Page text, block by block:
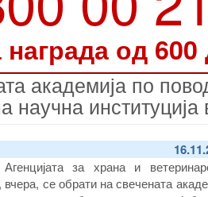
од 600
академија по
за храна и
се обрати на свечената